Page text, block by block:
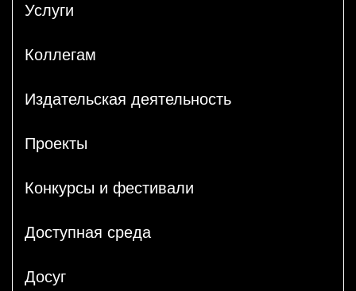
Услуги
Коллегам
Издательская деятельность
Проекты
Конкурсы и фестивали
Доступная среда
Досуг